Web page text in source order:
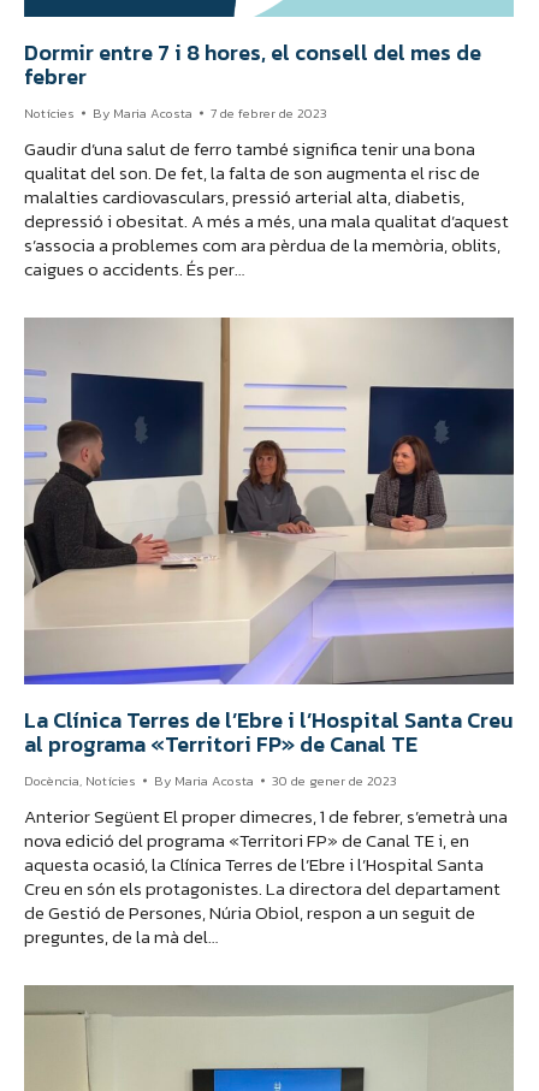
Dormir entre 7 i 8 hores, el consell del mes de
febrer
Notícies By Maria Acosta 7 de febrer de 2023
Gaudir d’una salut de ferro també significa tenir una bona
qualitat del son. De fet, la falta de son augmenta el risc de
malalties cardiovasculars, pressió arterial alta, diabetis,
depressió i obesitat. A més a més, una mala qualitat d’aquest
s’associa a problemes com ara pèrdua de la memòria, oblits,
caigues o accidents. És per…
La Clínica Terres de l’Ebre i l’Hospital Santa Creu
al programa «Territori FP» de Canal TE
Docència, Notícies By Maria Acosta 30 de gener de 2023
Anterior Següent El proper dimecres, 1 de febrer, s’emetrà una
nova edició del programa «Territori FP» de Canal TE i, en
aquesta ocasió, la Clínica Terres de l’Ebre i l’Hospital Santa
Creu en són els protagonistes. La directora del departament
de Gestió de Persones, Núria Obiol, respon a un seguit de
preguntes, de la mà del…